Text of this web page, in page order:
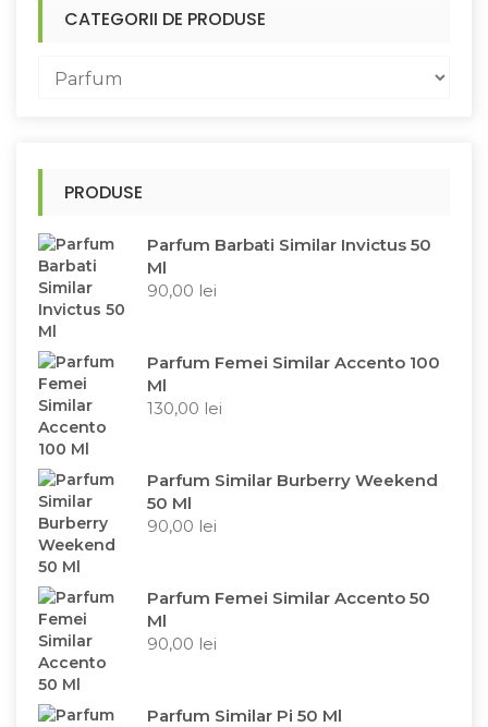
CATEGORII DE PRODUSE
PRODUSE
Parfum Barbati Similar Invictus 50
Ml
90,00 lei
Parfum Femei Similar Accento 100
Ml
130,00 lei
Parfum Similar Burberry Weekend
50 Ml
90,00 lei
Parfum Femei Similar Accento 50
Ml
90,00 lei
Parfum Similar Pi 50 Ml